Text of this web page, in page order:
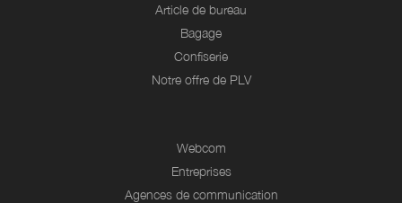
Article de bureau
Bagage
Confiserie
Notre offre de PLV
Webcom
Entreprises
Agences de communication